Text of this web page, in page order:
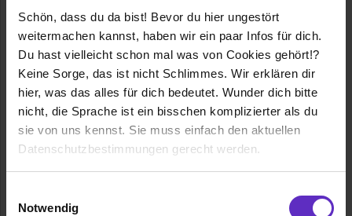
Schön, dass du da bist! Bevor du hier ungestört
weitermachen kannst, haben wir ein paar Infos für dich.
Du hast vielleicht schon mal was von Cookies gehört!?
Keine Sorge, das ist nicht Schlimmes. Wir erklären dir
hier, was das alles für dich bedeutet. Wunder dich bitte
nicht, die Sprache ist ein bisschen komplizierter als du
sie von uns kennst. Sie muss einfach den aktuellen
Datenschutzbestimmungen gerecht werden.
Notwendig
Dr. Wehberg und Partner mbB
Feithstraße 177
58097 Hagen
0233110980